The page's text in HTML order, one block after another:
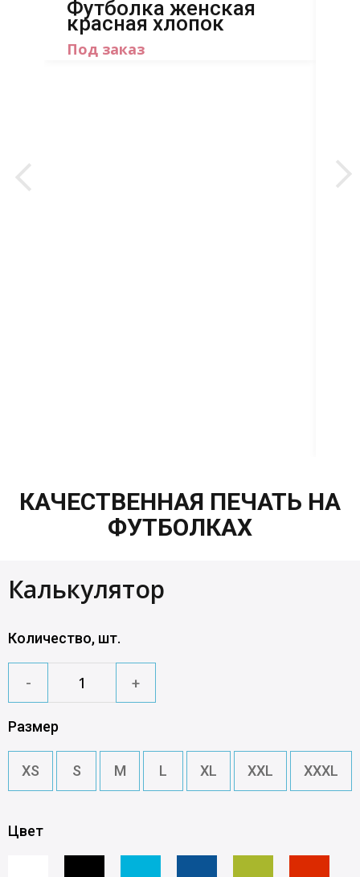
Футболка женская
красная хлопок
Под заказ
КАЧЕСТВЕННАЯ ПЕЧАТЬ НА
ФУТБОЛКАХ
Калькулятор
Количество, шт.
- +
Размер
XS S M L XL XXL XXXL
Цвет